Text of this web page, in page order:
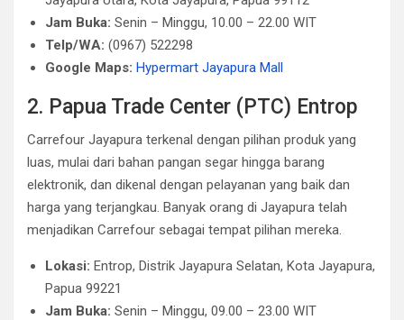
Jam Buka: Senin – Minggu, 10.00 – 22.00 WIT
Telp/WA: (0967) 522298
Google Maps: Hypermart Jayapura Mall
2. Papua Trade Center (PTC) Entrop
Carrefour Jayapura terkenal dengan pilihan produk yang
luas, mulai dari bahan pangan segar hingga barang
elektronik, dan dikenal dengan pelayanan yang baik dan
harga yang terjangkau. Banyak orang di Jayapura telah
menjadikan Carrefour sebagai tempat pilihan mereka.
Lokasi: Entrop, Distrik Jayapura Selatan, Kota Jayapura,
Papua 99221
Jam Buka: Senin – Minggu, 09.00 – 23.00 WIT